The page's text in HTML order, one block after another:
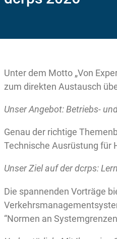
Unter dem Motto „Von
zum direkten Austausch
Unser Angebot: Betriebs-
Genau der richtige
Technische Ausrüstung für
Unser Ziel auf der dcrps:
Die spannenden Vorträge
“Normen an